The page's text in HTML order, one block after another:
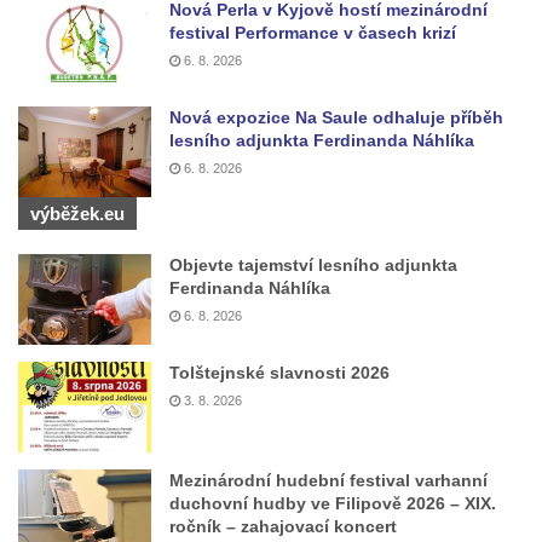
Kaple Panny Marie v Horním Třeboníně
Kaple mezi Dolním Třebonínem a Horním
Třebonínem
Kaple v severní části Dolního Třebonína
Márnice na hřbitově v Rybniště
Kaple u kostela svatého Jiljí v Lužci nad
Vltavou
Kostel svatého Jiljí v Lužci nad Vltavou
Kaple Božího těla na hřbitově v Hostíně u
Vojkovic
Kostel Nanebevzetí Panny Marie v Hostíně
u Vojkovic
Kaple svatého Bartoloměje v Bukolu
Hřbitovní kaple na hřbitově v Lužci nad
Vltavou
Nová Perla v Kyjově hostí mezinárodní
festival Performance v časech krizí
6. 8. 2026
Nová expozice Na Saule odhaluje příběh
lesního adjunkta Ferdinanda Náhlíka
6. 8. 2026
výběžek.eu
Objevte tajemství lesního adjunkta
Ferdinanda Náhlíka
6. 8. 2026
Tolštejnské slavnosti 2026
3. 8. 2026
Mezinárodní hudební festival varhanní
duchovní hudby ve Filipově 2026 – XIX.
ročník – zahajovací koncert